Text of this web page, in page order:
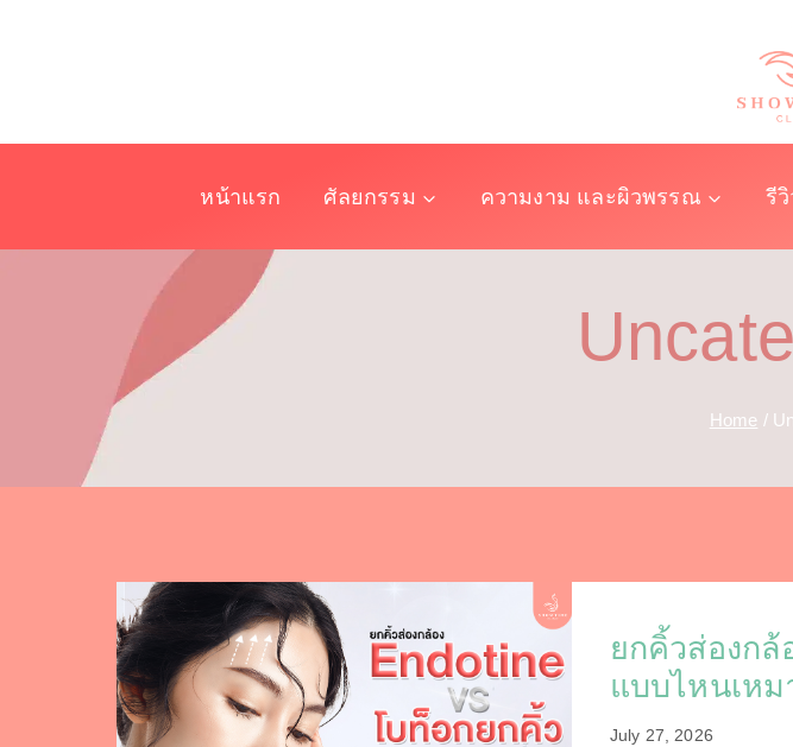
หน้าแรก ศัลยกรรม ความงาม และผิวพรรณ รีวิ
Home /
ยกคิ้วส่องกล้
แบบไหนเห
July 27, 2026